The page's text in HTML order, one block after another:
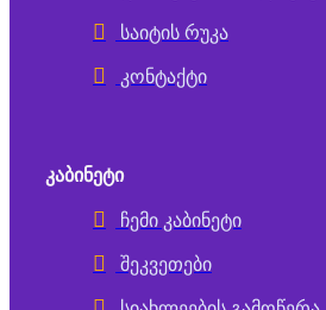
საიტის რუკა
კონტაქტი
ᲙᲐᲑᲘᲜᲔᲢᲘ
ჩემი კაბინეტი
შეკვეთები